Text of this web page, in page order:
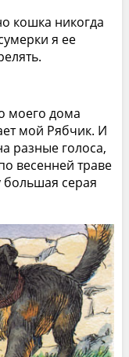
кошка никогда
я ее
моего дома
мой Рябчик. И
разные голоса,
весенней траве
большая серая